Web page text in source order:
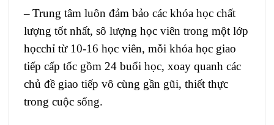
–Trung tâm luôn đảm bảo các khóa học chất
lượng tốt nhất, sô lượng học viên trong một lớp
họcchỉ từ 10-16 học viên, mỗi khóa học giao
tiếp cấp tốc gồm 24 buổi học, xoay quanh các
chủ đề giao tiếp vô cùng gần gũi, thiết thực
trong cuộc sống.